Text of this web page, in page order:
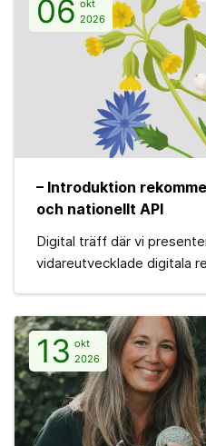
06 okt
2026
– Introduktion
och nationellt API
Digital träff där vi
vidareutvecklade digitala
13 okt
2026